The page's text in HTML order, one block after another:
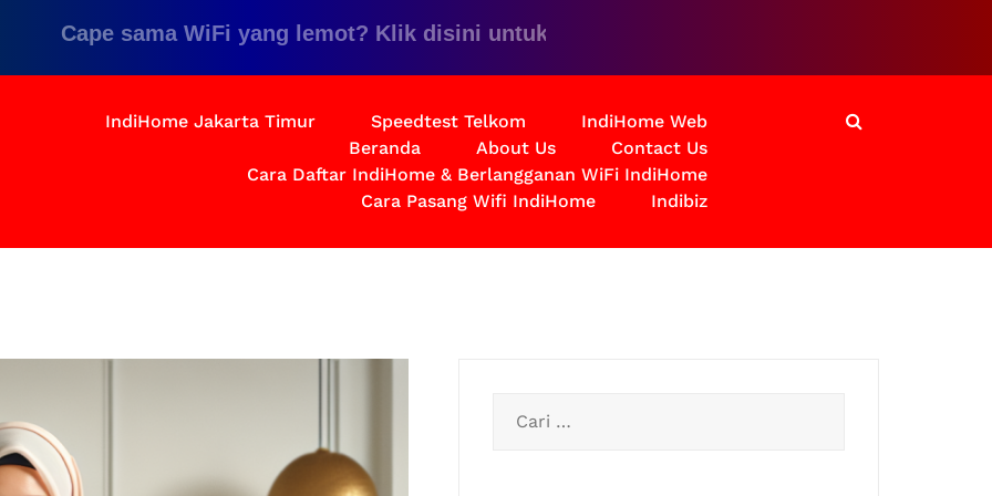
Cape sama WiFi yang lemot? Klik disini untuk solusinya
IndiHome Jakarta Timur Speedtest Telkom
IndiHome Web
Beranda
About Us
Contact Us
Cara Daftar IndiHome & Berlangganan WiFi IndiHome
Cara Pasang Wifi IndiHome
Indibiz
untuk: